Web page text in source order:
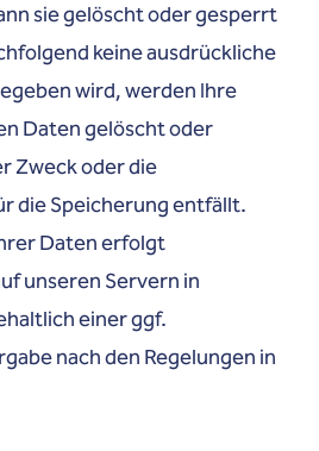
sie gelöscht oder gesperrt
keine ausdrückliche
wird, werden Ihre
Daten gelöscht oder
Zweck oder die
die Speicherung entfällt.
Daten erfolgt
unseren Servern in
einer ggf.
nach den Regelungen in